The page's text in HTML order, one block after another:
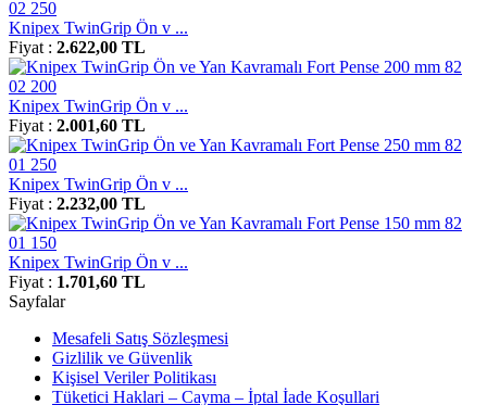
Knipex TwinGrip Ön v ...
Fiyat : 2.622,00 TL
Knipex TwinGrip Ön v ...
Fiyat : 2.001,60 TL
Knipex TwinGrip Ön v ...
Fiyat : 2.232,00 TL
Knipex TwinGrip Ön v ...
Fiyat : 1.701,60 TL
Sayfalar
Mesafeli Satış Sözleşmesi
Gizlilik ve Güvenlik
Kişisel Veriler Politikası
Tüketici Haklari – Cayma – İptal İade Koşullari